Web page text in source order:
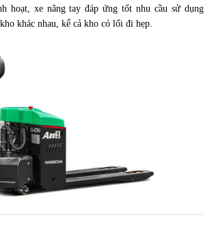
hoạt, xe nâng tay đáp ứng tốt nhu cầu sử dụng
khác nhau, kể cả kho có lối đi hẹp.